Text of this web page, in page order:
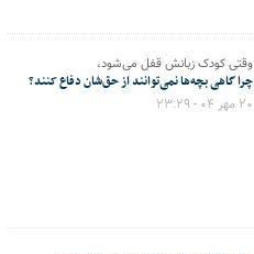
وقتی کودک زبانش قفل می‌شود،
چرا گاهی بچه‌ها نمی‌توانند از حق‌شان دفاع کنند؟
۲۰ مهر ۰۴ - ۲۳:۲۹